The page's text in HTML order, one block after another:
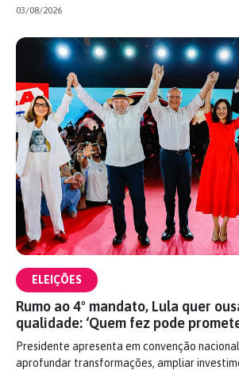
03/08/2026
ELEIÇÕES
Rumo ao 4º mandato, Lula quer
qualidade: ‘Quem fez pode
Presidente apresenta em convenção
aprofundar transformações, ampliar